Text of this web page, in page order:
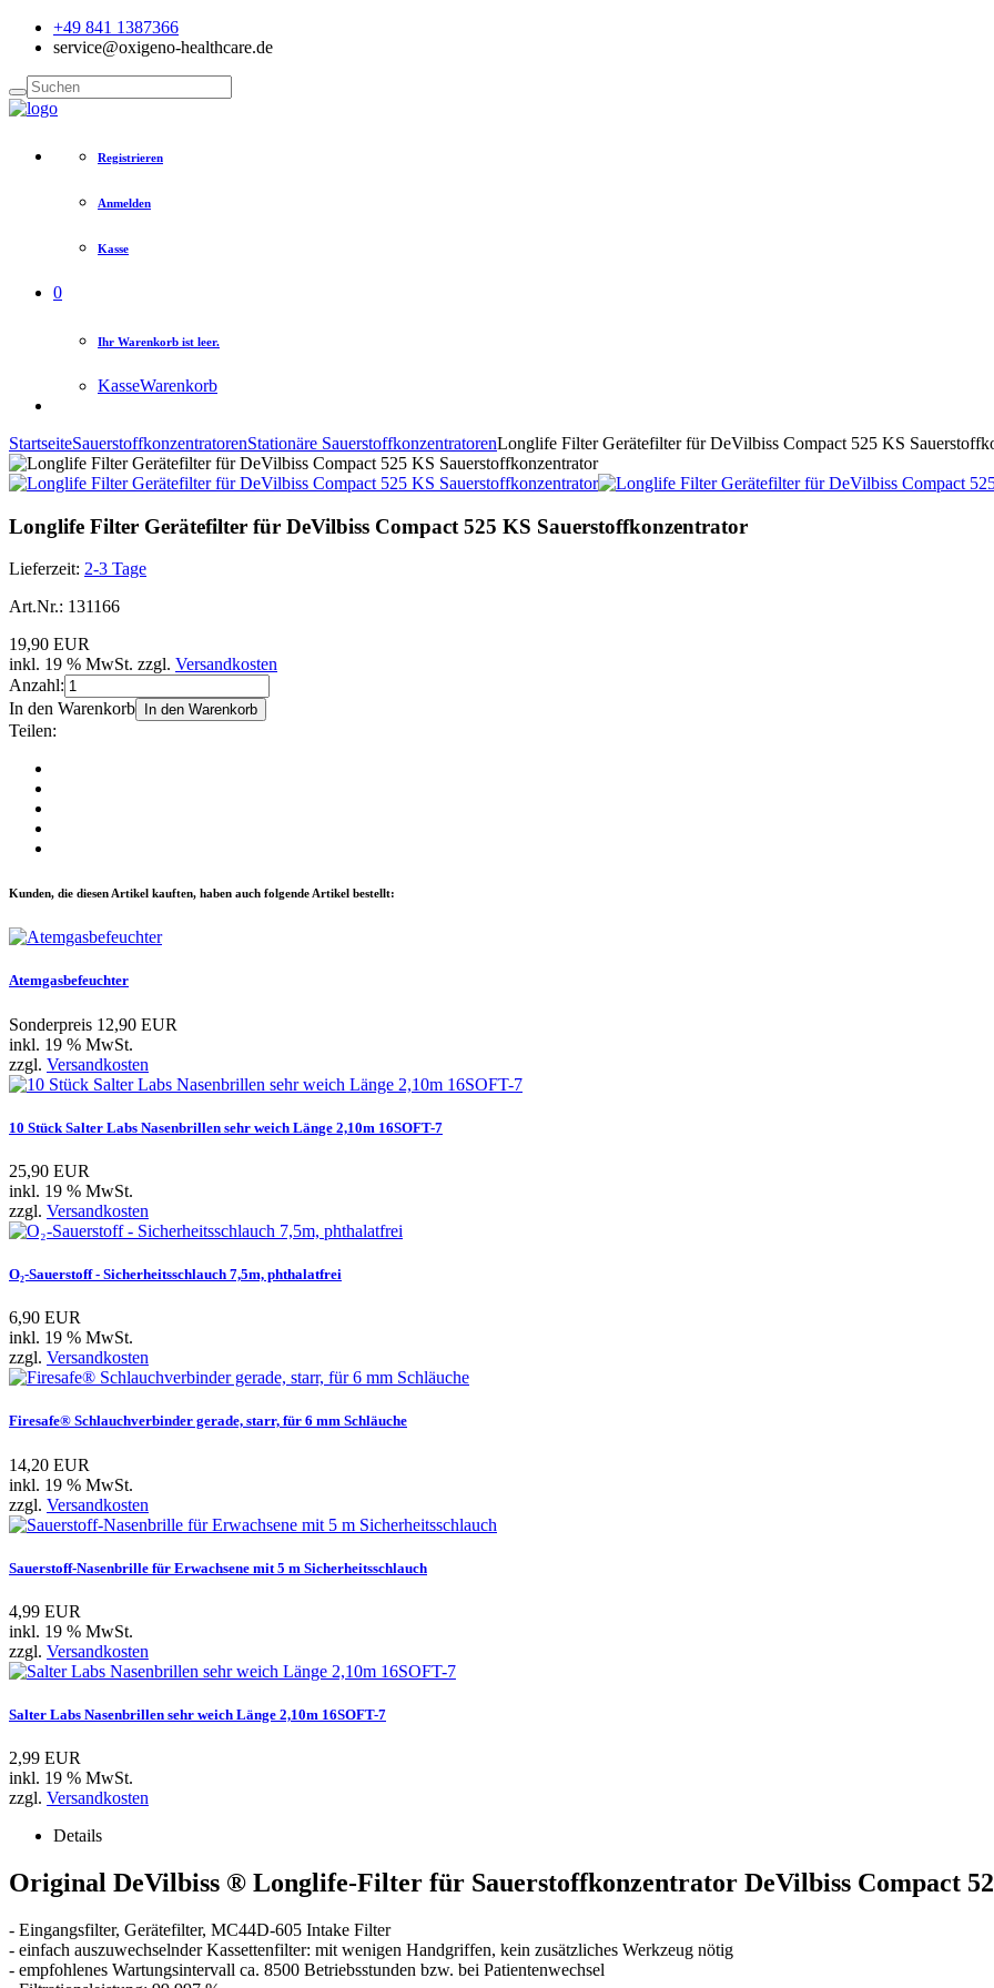
+49 841 1387366
service@oxigeno-healthcare.de
Registrieren
Anmelden
Kasse
0
Ihr Warenkorb ist leer.
KasseWarenkorb
StartseiteSauerstoffkonzentratorenStationäre SauerstoffkonzentratorenLonglife Filter Gerätefilter für DeVilbiss Compact 525 KS
Longlife Filter Gerätefilter für DeVilbiss Compact 525 KS Sauerstoffkonzentrator
Lieferzeit: 2-3 Tage
Art.Nr.: 131166
19,90 EUR
inkl. 19 % MwSt. zzgl. Versandkosten
Anzahl:
In den Warenkorb
In den Warenkorb
Teilen:
Kunden, die diesen Artikel kauften, haben auch folgende Artikel bestellt:
Atemgasbefeuchter
Sonderpreis 12,90 EUR
inkl. 19 % MwSt.
zzgl. Versandkosten
10 Stück Salter Labs Nasenbrillen sehr weich Länge 2,10m 16SOFT-7
25,90 EUR
inkl. 19 % MwSt.
zzgl. Versandkosten
O₂-Sauerstoff - Sicherheitsschlauch 7,5m, phthalatfrei
6,90 EUR
inkl. 19 % MwSt.
zzgl. Versandkosten
Firesafe® Schlauchverbinder gerade, starr, für 6 mm Schläuche
14,20 EUR
inkl. 19 % MwSt.
zzgl. Versandkosten
Sauerstoff-Nasenbrille für Erwachsene mit 5 m Sicherheitsschlauch
4,99 EUR
inkl. 19 % MwSt.
zzgl. Versandkosten
Salter Labs Nasenbrillen sehr weich Länge 2,10m 16SOFT-7
2,99 EUR
inkl. 19 % MwSt.
zzgl. Versandkosten
Details
Original DeVilbiss ® Longlife-Filter für Sauerstoffkonzentrator DeVilbiss Compact
- Eingangsfilter, Gerätefilter, MC44D-605 Intake Filter
- einfach auszuwechselnder Kassettenfilter: mit wenigen Handgriffen, kein zusätzliches Werkzeug nötig
- empfohlenes Wartungsintervall ca. 8500 Betriebsstunden bzw. bei Patientenwechsel